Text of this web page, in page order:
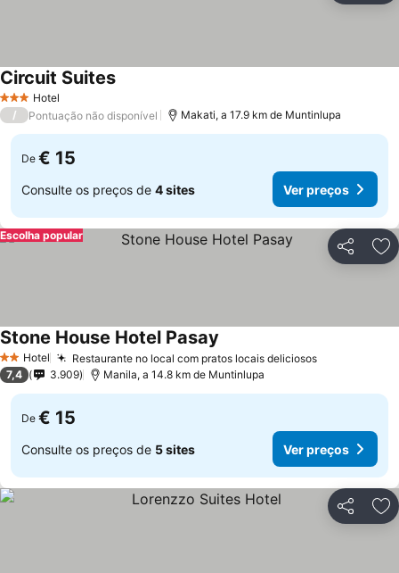
3 EstrelasHotel
Circuit Suites
/ Pontuação não disponível Makati, a 17.9 km de Muntinlupa
De € 15
Consulte os preços de 4 sites Ver preços
Partilhar
Escolha popular
2 Estrelas
Hotel Restaurante no local com pratos locais deliciosos
Stone House Hotel Pasay
7,4 3.909 Manila, a 14.8 km de Muntinlupa
De € 15
Consulte os preços de 5 sites Ver preços
Partilhar